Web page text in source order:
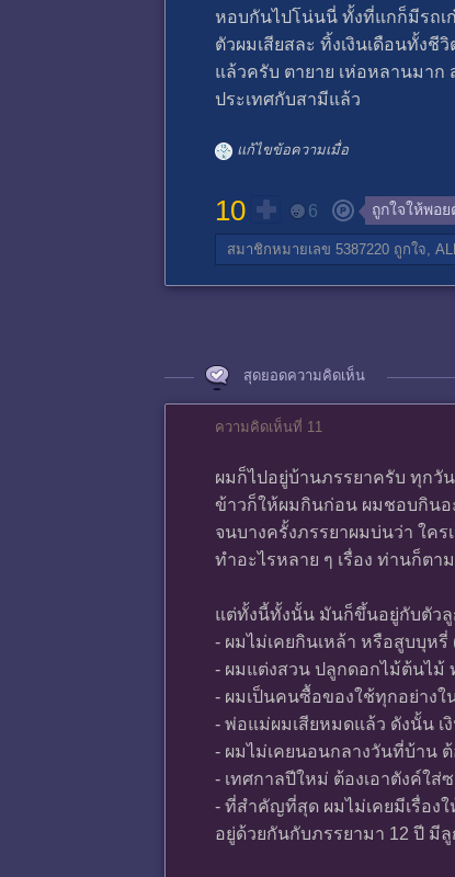
หอบกันไปโน่นนี่ ทั้งที่แกก็มีรถเ
ตัวผมเสียสละ ทิ้งเงินเดือนทั้ง
แล้วครับ ตายาย เห่อหลานมา
ประเทศกับสามีแล้ว
แก้ไขข้อความเมื่อ
10 6 ถูกใจให้พอย
สมาชิกหมายเลข 5387220 ถูกใจ,
สุดยอดความคิดเห็น
ความคิดเห็นที่ 11
ผมก็ไปอยู่บ้านภรรยาครับ ทุกวั
ข้าวก็ให้ผมกินก่อน ผมชอบกินอ
จนบางครั้งภรรยาผมบ่นว่า ใค
ทำอะไรหลาย ๆ เรื่อง ท่านก็ตา
แต่ทั้งนี้ทั้งนั้น มันก็ขึ้นอยู่กับตัวลู
- ผมไม่เคยกินเหล้า หรือสูบบุห
- ผมแต่งสวน ปลูกดอกไม้ต้นไม้
- ผมเป็นคนซื้อของใช้ทุกอย่าง
- พ่อแม่ผมเสียหมดแล้ว ดังนั้น
- ผมไม่เคยนอนกลางวันที่บ้าน
- เทศกาลปีใหม่ ต้องเอาตังค์ใ
- ที่สำคัญที่สุด ผมไม่เคยมีเรื่องใ
อยู่ด้วยกันกับภรรยามา 12 ปี มี